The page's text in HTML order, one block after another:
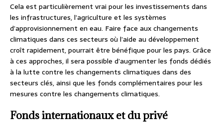
Cela est particulièrement vrai pour les investissements dans
les infrastructures, l’agriculture et les systèmes
d’approvisionnement en eau. Faire face aux changements
climatiques dans ces secteurs où l’aide au développement
croît rapidement, pourrait être bénéfique pour les pays. Grâce
à ces approches, il sera possible d’augmenter les fonds dédiés
à la lutte contre les changements climatiques dans des
secteurs clés, ainsi que les fonds complémentaires pour les
mesures contre les changements climatiques.
Fonds internationaux et du privé